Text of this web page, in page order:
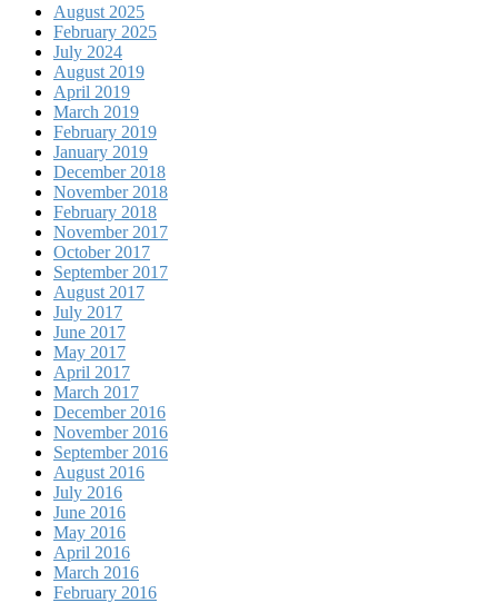
August 2025
February 2025
July 2024
August 2019
April 2019
March 2019
February 2019
January 2019
December 2018
November 2018
February 2018
November 2017
October 2017
September 2017
August 2017
July 2017
June 2017
May 2017
April 2017
March 2017
December 2016
November 2016
September 2016
August 2016
July 2016
June 2016
May 2016
April 2016
March 2016
February 2016